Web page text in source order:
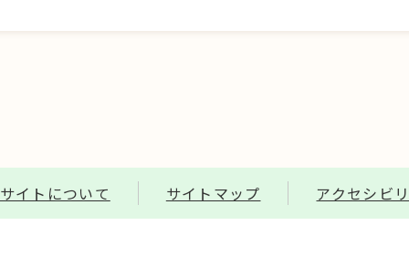
イトについて サイトマップ アクセシビ